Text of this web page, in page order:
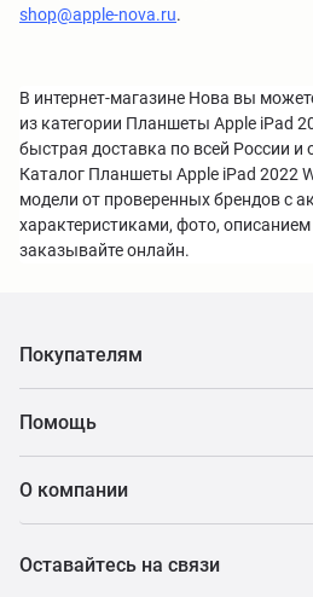
shop@apple-nova.ru.
В интернет-магазине Нова вы
из категории Планшеты Apple iPad
быстрая доставка по всей России и
Каталог Планшеты Apple iPad 2022
модели от проверенных брендов с
характеристиками, фото,
заказывайте онлайн.
Покупателям
Помощь
О компании
Оставайтесь на связи